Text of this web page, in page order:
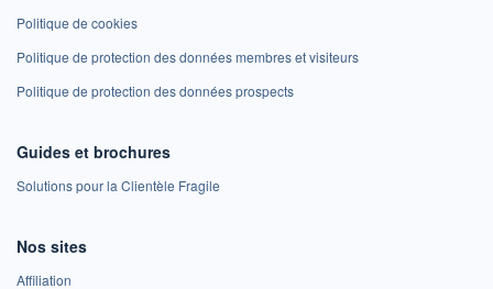
Politique de cookies
Politique de protection des données membres et visiteurs
Politique de protection des données prospects
Guides et brochures
Solutions pour la Clientèle Fragile
Nos sites
Affiliation